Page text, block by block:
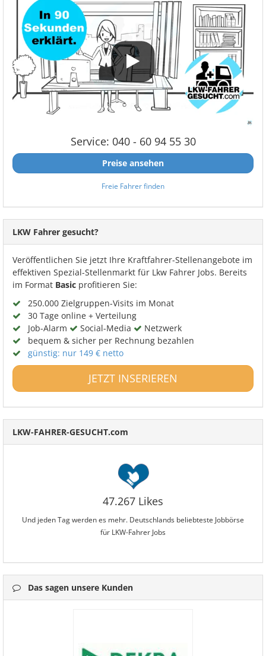
Service: 040 - 60 94 55 30
Preise ansehen
Freie Fahrer finden
LKW Fahrer gesucht?
Veröffentlichen Sie jetzt Ihre Kraftfahrer-Stellenangebote im
effektiven Spezial-Stellenmarkt für Lkw Fahrer Jobs. Bereits
im Format Basic profitieren Sie:
250.000 Zielgruppen-Visits im Monat
30 Tage online + Verteilung
Job-Alarm
Social-Media
Netzwerk
bequem & sicher per Rechnung bezahlen
günstig: nur 149 € netto
JETZT INSERIEREN
LKW-FAHRER-GESUCHT.com
47.267 Likes
Und jeden Tag werden es mehr. Deutschlands beliebteste Jobbörse
für LKW-Fahrer Jobs
Das sagen unsere Kunden